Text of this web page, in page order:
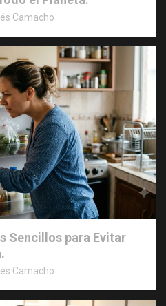
Camacho
Sencillos para Evitar
Camacho